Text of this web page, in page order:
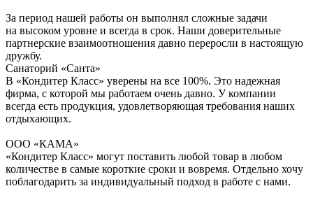
За период нашей работы он выполнял сложные задачи
на высоком уровне и всегда в срок. Наши доверительные
партнерские взаимоотношения давно переросли в настоящую
дружбу.
Санаторий «Санта»
В «Кондитер Класс» уверены на все 100%. Это надежная
фирма, с которой мы работаем очень давно. У компании
всегда есть продукция, удовлетворяющая требования наших
отдыхающих.
ООО «КАМА»
«Кондитер Класс» могут поставить любой товар в любом
количестве в самые короткие сроки и вовремя. Отдельно хочу
поблагодарить за индивидуальный подход в работе с нами.